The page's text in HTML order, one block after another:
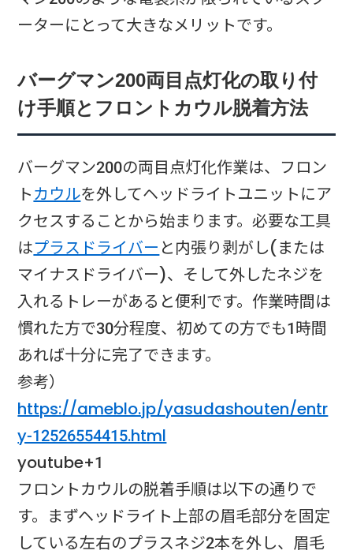
ーターにとって大きなメリットです。​
バーグマン200両目点灯化の取り付
け手順とフロントカウル脱着方法
バーグマン200の両目点灯化作業は、フロン
トカウルを外してヘッドライトユニットにア
クセスすることから始まります。必要な工具
はプラスドライバー と内張り剥がし(または
マイナスドライバー)、そして外したネジを
入れるトレーがあると便利です。作業時間は
慣れた方で30分程度、初めての方でも1時間
あれば十分に完了できます。
参考）
https://ameblo.jp/yasudashouten/entr
y-12526554415.html
​youtube+1​
フロントカウルの脱着手順は以下の通りで
す。まずヘッドライト上部の眉毛部分を固定
している左右のプラスネジ2本を外し、眉毛